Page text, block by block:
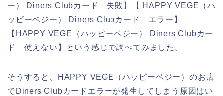
ー） Diners Clubカード 失敗】【 HAPPY VEGE（ハ
ッピーベジー） Diners Clubカード エラー】
【HAPPY VEGE（ハッピーベジー） Diners Clubカー
ド 使えない】という感じで調べてみました。
そうすると、HAPPY VEGE（ハッピーベジー）のお店
でDiners Clubカードエラーが発生してしまう原因はい